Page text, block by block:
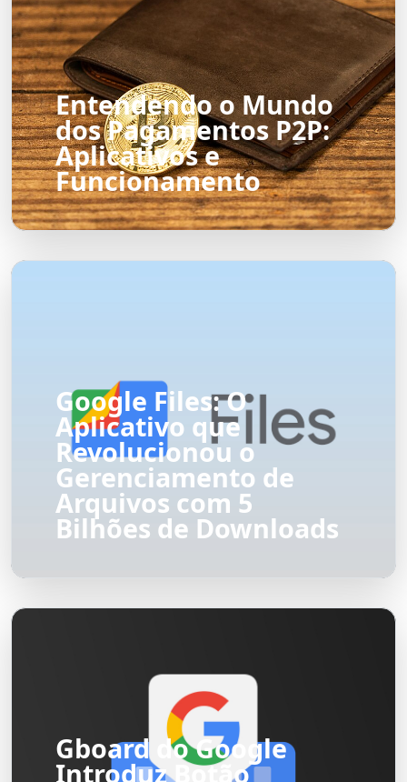
Entendendo o Mundo
dos Pagamentos P2P:
Aplicativos e
Funcionamento
Google Files: O
Aplicativo que
Revolucionou o
Gerenciamento de
Arquivos com 5
Bilhões de Downloads
Gboard do Google
Introduz Botão